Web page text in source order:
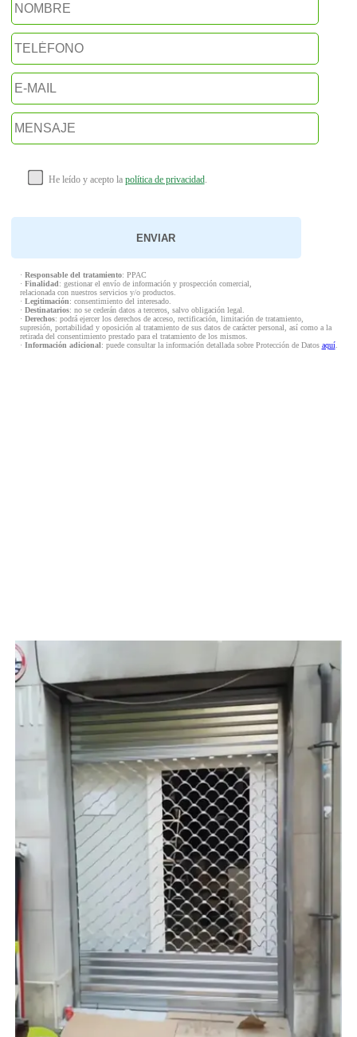
He leído y acepto la política de privacidad.
· Responsable del tratamiento: PPAC
· Finalidad: gestionar el envío de información y prospección comercial,
relacionada con nuestros servicios y/o productos.
· Legitimación: consentimiento del interesado.
· Destinatarios: no se cederán datos a terceros, salvo obligación legal.
· Derechos: podrá ejercer los derechos de acceso, rectificación, limitación de tratamiento,
supresión, portabilidad y oposición al tratamiento de sus datos de carácter personal, así como a la
retirada del consentimiento prestado para el tratamiento de los mismos.
· Información adicional: puede consultar la información detallada sobre Protección de Datos aquí.